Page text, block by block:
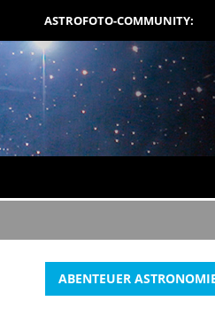
ASTROFOTO-COMMUNITY:
ABENTEUER